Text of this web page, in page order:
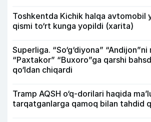
Toshkentda Kichik halqa avtomobil
qismi to‘rt kunga yopildi (xarita)
Superliga. “So‘g‘diyona”
“Paxtakor” “Buxoro”ga qarshi
qo‘ldan chiqardi
Tramp AQSH o‘q-dorilari haqida
tarqatganlarga qamoq bilan tahdid